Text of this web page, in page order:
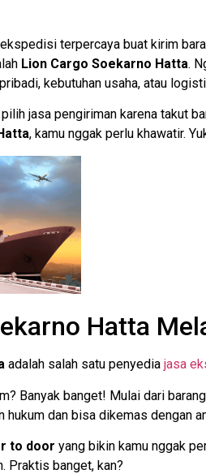
terpercaya buat kirim
Lion Cargo Soekarno Hatta.
kebutuhan usaha, atau
jasa pengiriman karena takut
, kamu nggak perlu khawatir.
Hatta
adalah salah satu penyedia jasa
Banyak banget! Mulai dari
hukum dan bisa dikemas dengan
to door yang bikin kamu nggak
Praktis banget, kan?